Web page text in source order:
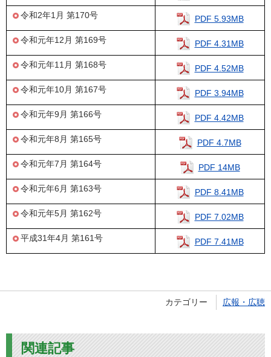
令和2年1月 第170号 PDF 5.93MB
令和元年12月 第169号 PDF 4.31MB
令和元年11月 第168号 PDF 4.52MB
令和元年10月 第167号 PDF 3.94MB
令和元年9月 第166号 PDF 4.42MB
令和元年8月 第165号 PDF 4.7MB
令和元年7月 第164号 PDF 14MB
令和元年6月 第163号 PDF 8.41MB
令和元年5月 第162号 PDF 7.02MB
平成31年4月 第161号 PDF 7.41MB
カテゴリー 広報・広聴
関連記事